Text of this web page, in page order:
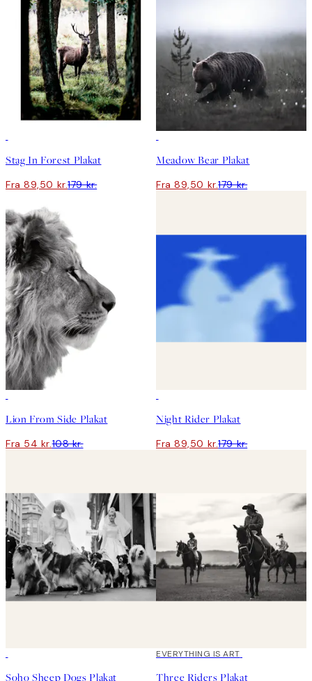
Stag In Forest Plakat
Fra 89,50 kr.179 kr.
Meadow Bear Plakat
Fra 89,50 kr.179 kr.
Lion From Side Plakat
Fra 54 kr.108 kr.
Night Rider Plakat
Fra 89,50 kr.179 kr.
Soho Sheep Dogs Plakat
EVERYTHING IS ART
Three Riders Plakat